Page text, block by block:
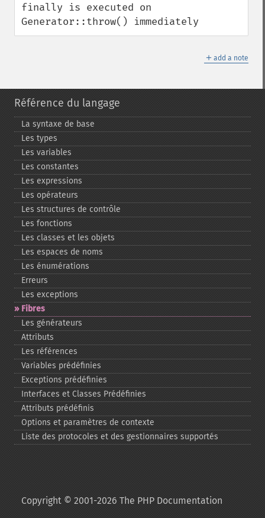
finally is executed on
Generator::throw() immediately
＋ add a note
Référence du langage
La syntaxe de base
Les types
Les variables
Les constantes
Les expressions
Les opérateurs
Les structures de contrôle
Les fonctions
Les classes et les objets
Les espaces de noms
Les énumérations
Erreurs
Les exceptions
Fibres
Les générateurs
Attributs
Les références
Variables prédéfinies
Exceptions prédéfinies
Interfaces et Classes Prédéfinies
Attributs prédéfinis
Options et paramètres de contexte
Liste des protocoles et des gestionnaires supportés
Copyright © 2001-2026 The PHP Documentation